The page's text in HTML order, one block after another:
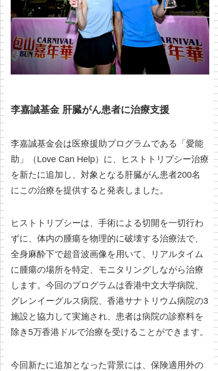
李嘉誠基金 肝臓がん患者に治療支援
李嘉誠基金会は医療援助プログラムである「愛能
助」（Love Can Help）に、ヒストトリプシー治療
を新たに追加し、対象となる肝臓がん患者200名
にこの治療を提供すると発表しました。
ヒストトリプシーは、手術による切開を一切行わ
ずに、体内の腫瘍を物理的に破壊する治療法で、
全身麻酔下で超音波画像を用いて、リアルタイム
に腫瘍の場所を特定、モニタリングしながら治療
します。今回のプログラムは香港中文大学病院、
グレンイーグルス病院、香港サナトリウム病院の3
施設と協力して実施され、患者は病院の診察料を
除き5万香港ドルで治療を受けることができます。
今回新たに追加となった背景には、保険適用外の